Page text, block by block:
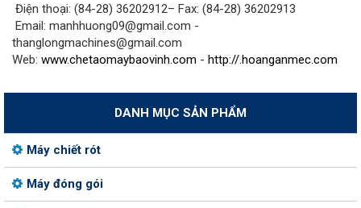
Điện thoại: (84-28) 36202912– Fax: (84-28) 36202913
Email: manhhuong09@gmail.com -
thanglongmachines@gmail.com
Web: www.chetaomaybaovinh.com - http://.hoanganmec.com
DANH MỤC SẢN PHẨM
Máy chiết rót
Máy đóng gói